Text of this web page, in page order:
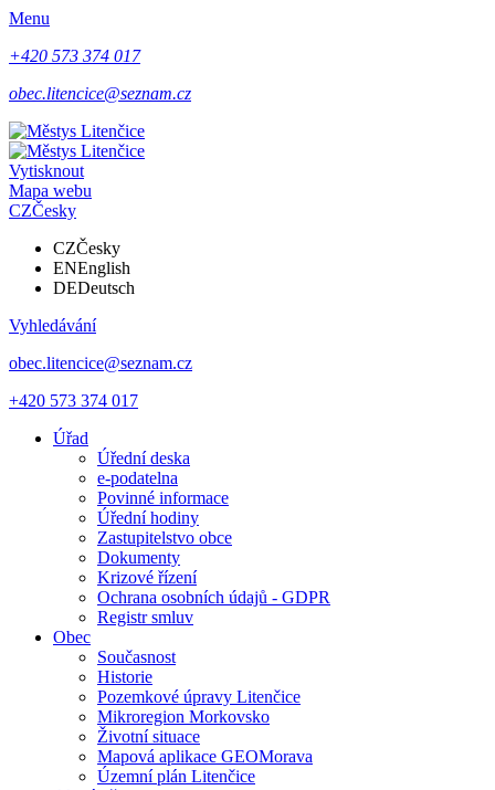
Menu
+420 573 374 017
obec.litencice@seznam.cz
Vytisknout
Mapa webu
CZČesky
CZČesky
ENEnglish
DEDeutsch
Vyhledávání
obec.litencice@seznam.cz
+420 573 374 017
Úřad
Úřední deska
e-podatelna
Povinné informace
Úřední hodiny
Zastupitelstvo obce
Dokumenty
Krizové řízení
Ochrana osobních údajů - GDPR
Registr smluv
Obec
Současnost
Historie
Pozemkové úpravy Litenčice
Mikroregion Morkovsko
Životní situace
Mapová aplikace GEOMorava
Územní plán Litenčice